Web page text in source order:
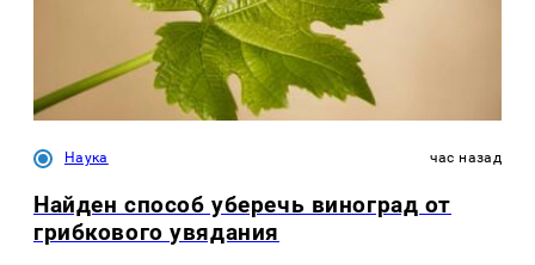
Наука час назад
Найден способ уберечь виноград от
грибкового увядания